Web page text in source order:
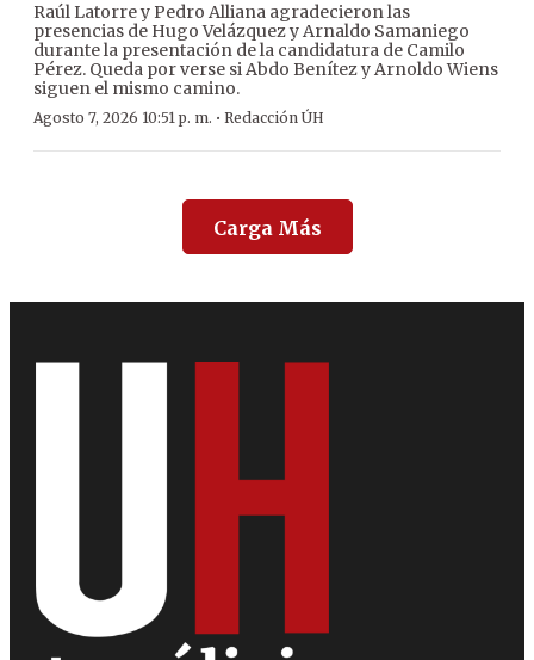
Raúl Latorre y Pedro Alliana agradecieron las
presencias de Hugo Velázquez y Arnaldo Samaniego
durante la presentación de la candidatura de Camilo
Pérez. Queda por verse si Abdo Benítez y Arnoldo Wiens
siguen el mismo camino.
Agosto 7, 2026 10:51 p. m. · Redacción ÚH
Carga Más